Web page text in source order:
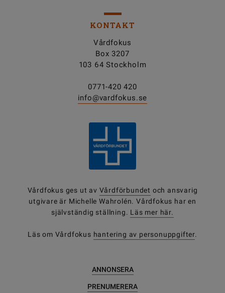
KONTAKT
Vårdfokus
Box 3207
103 64 Stockholm
0771-420 420
info@vardfokus.se
Vårdfokus ges ut av Vårdförbundet och ansvarig
utgivare är Michelle Wahrolén. Vårdfokus har en
självständig ställning. Läs mer här.
Läs om Vårdfokus hantering av personuppgifter.
ANNONSERA
PRENUMERERA